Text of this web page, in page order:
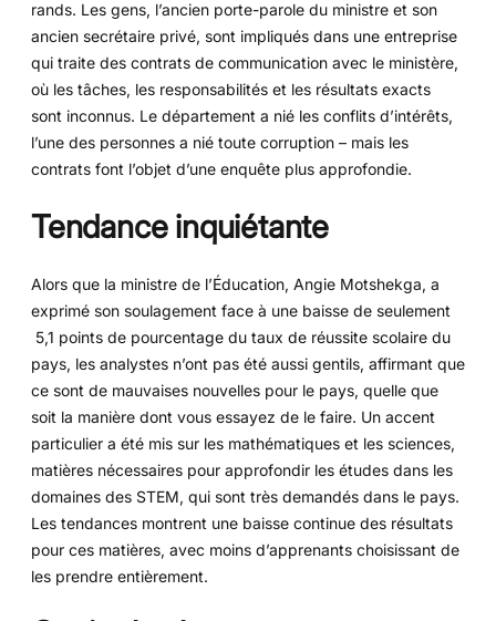
rands. Les gens, l’ancien porte-parole du ministre et son
ancien secrétaire privé, sont impliqués dans une entreprise
qui traite des contrats de communication avec le ministère,
où les tâches, les responsabilités et les résultats exacts
sont inconnus. Le département a nié les conflits d’intérêts,
l’une des personnes a nié toute corruption – mais les
contrats font l’objet d’une enquête plus approfondie.
Tendance inquiétante
Alors que la ministre de l’Éducation, Angie Motshekga, a
exprimé son soulagement face à une baisse de seulement
5,1 points de pourcentage du taux de réussite scolaire du
pays, les analystes n’ont pas été aussi gentils, affirmant que
ce sont de mauvaises nouvelles pour le pays, quelle que
soit la manière dont vous essayez de le faire. Un accent
particulier a été mis sur les mathématiques et les sciences,
matières nécessaires pour approfondir les études dans les
domaines des STEM, qui sont très demandés dans le pays.
Les tendances montrent une baisse continue des résultats
pour ces matières, avec moins d’apprenants choisissant de
les prendre entièrement.